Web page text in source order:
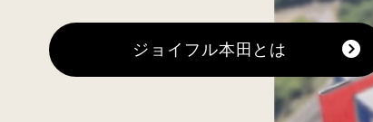
ジョイフル本田とは